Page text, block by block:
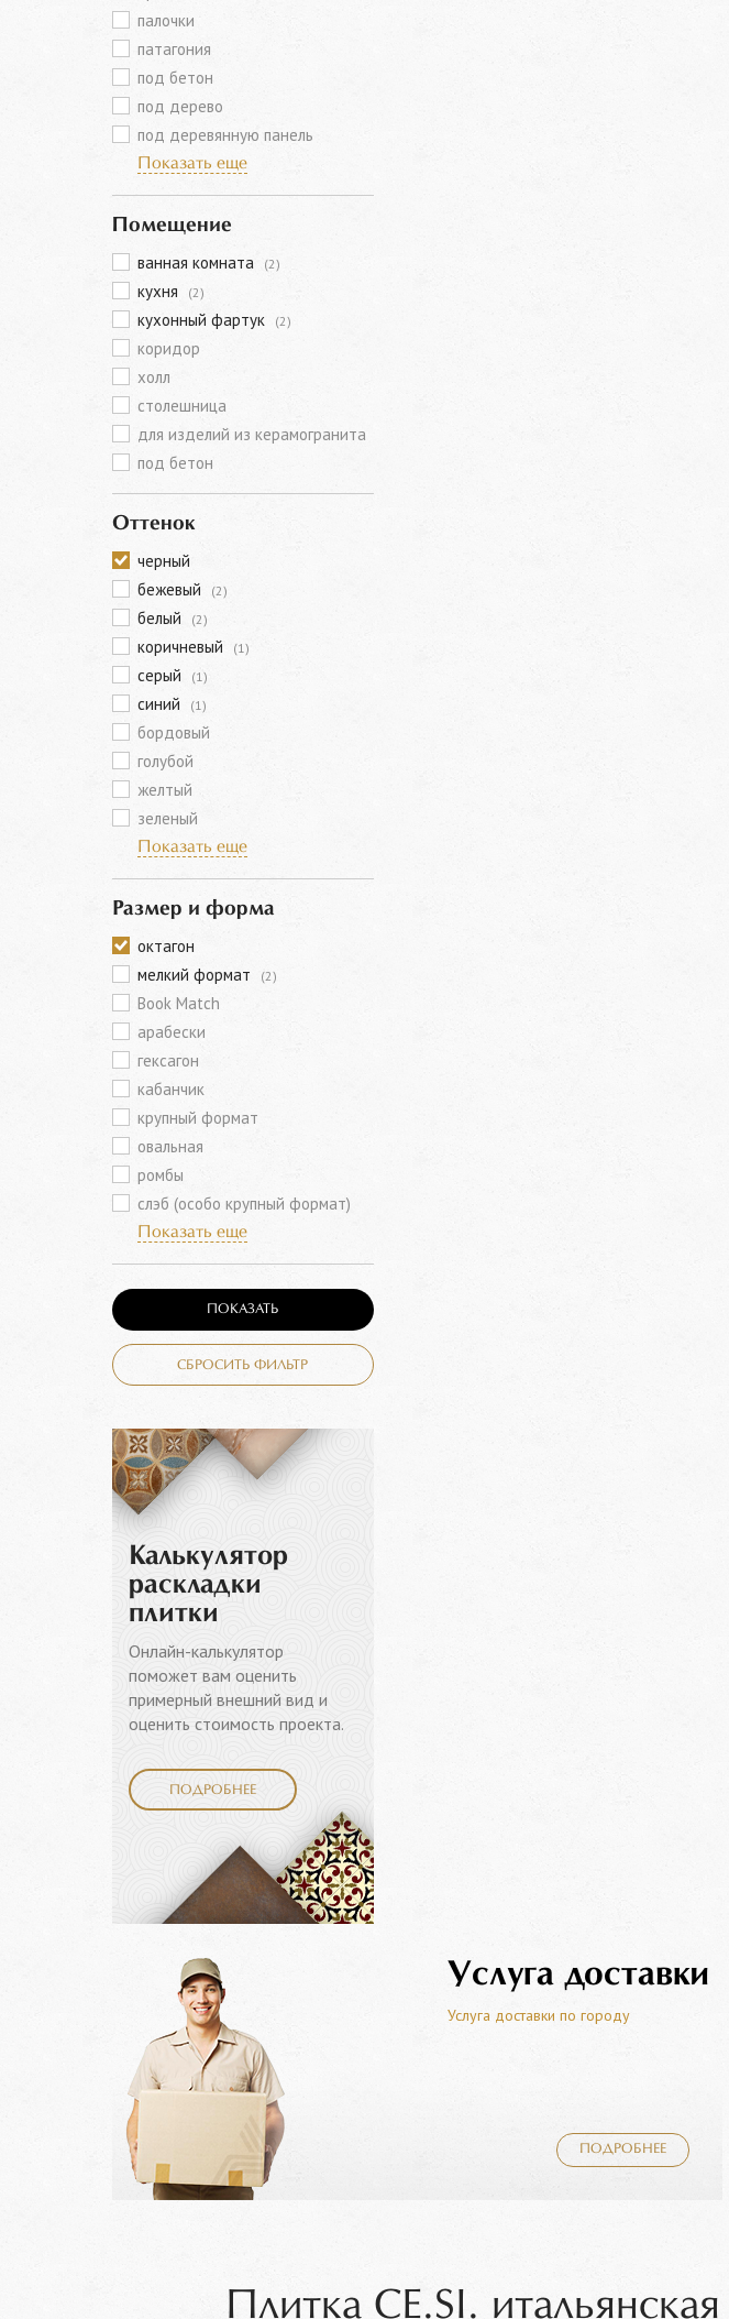
палочки
патагония
под бетон
под дерево
под деревянную панель
Показать еще
Помещение
ванная комната (2)
кухня (2)
кухонный фартук (2)
коридор
холл
столешница
для изделий из керамогранита
под бетон
Оттенок
черный
бежевый
(2)
белый (2)
коричневый (1)
серый (1)
синий (1)
бордовый
голубой
желтый
зеленый
Показать еще
Размер и форма
октагон
мелкий формат
(2)
Book Match
арабески
гексагон
кабанчик
крупный формат
овальная
ромбы
слэб (особо крупный формат)
Показать еще
ПОКАЗАТЬ
СБРОСИТЬ ФИЛЬТР
Калькулятор
раскладки
плитки
Онлайн-калькулятор
поможет вам оценить
примерный внешний вид и
оценить стоимость проекта.
ПОДРОБНЕЕ
Услуга доставки
Услуга доставки по городу
ПОДРОБНЕЕ
Плитка CE.SI.